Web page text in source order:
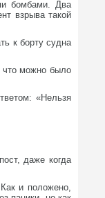
бомбами. Два
взрыва такой
к борту судна
что можно было
«Нельзя
даже когда
и положено,